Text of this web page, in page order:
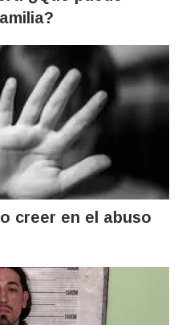
creer en el abuso